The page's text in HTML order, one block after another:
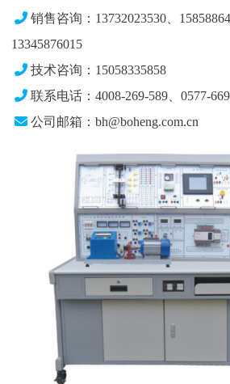
销售咨询：13732023530、
13345876015
技术咨询：15058335858
联系电话：4008-269-589、0577-
公司邮箱：bh@boheng.com.cn